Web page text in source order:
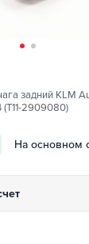
задний KLM
(T11-2909080)
На основном